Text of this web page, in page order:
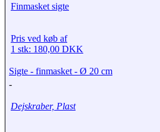
Finmasket sigte
Pris ved køb af
1 stk: 180,00 DKK
Sigte - finmasket - Ø 20 cm
-
Dejskraber, Plast